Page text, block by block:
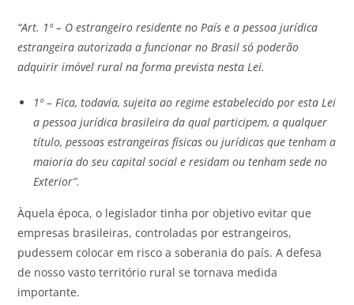
“Art. 1º – O estrangeiro residente no País e a pessoa jurídica
estrangeira autorizada a funcionar no Brasil só poderão
adquirir imóvel rural na forma prevista nesta Lei.
1º – Fica, todavia, sujeita ao regime estabelecido por esta Lei
a pessoa jurídica brasileira da qual participem, a qualquer
título, pessoas estrangeiras físicas ou jurídicas que tenham a
maioria do seu capital social e residam ou tenham sede no
Exterior”.
Àquela época, o legislador tinha por objetivo evitar que
empresas brasileiras, controladas por estrangeiros,
pudessem colocar em risco a soberania do país. A defesa
de nosso vasto território rural se tornava medida
importante.